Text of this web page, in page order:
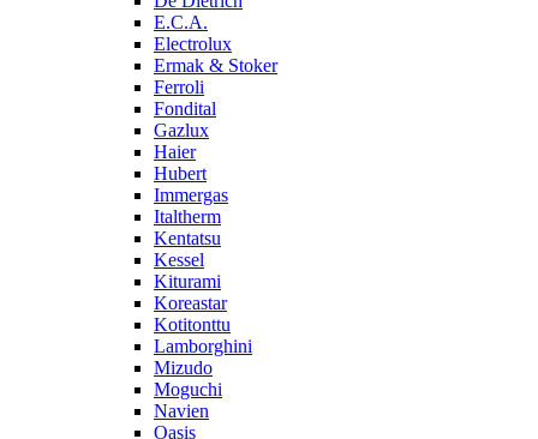
E.C.A.
Electrolux
Ermak & Stoker
Ferroli
Fondital
Gazlux
Haier
Hubert
Immergas
Italtherm
Kentatsu
Kessel
Kiturami
Koreastar
Kotitonttu
Lamborghini
Mizudo
Moguchi
Navien
Oasis